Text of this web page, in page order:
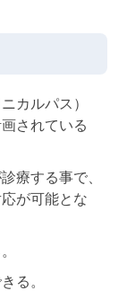
カルパス）
されている
療する事で、
が可能とな
る。